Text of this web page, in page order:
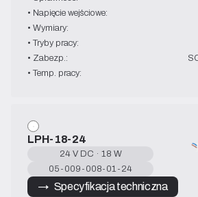
• Napięcie wejściowe:
• Wymiary:
• Tryby pracy:
• Zabezp.:
• Temp. pracy:
LPH-18-24
24 V DC · 18 W
05-009-008-01-24
→   Specyfikacja techniczna